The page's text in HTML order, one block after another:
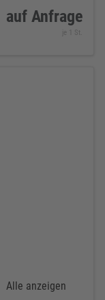
auf Anfrage
je 1 St.
Alle anzeigen